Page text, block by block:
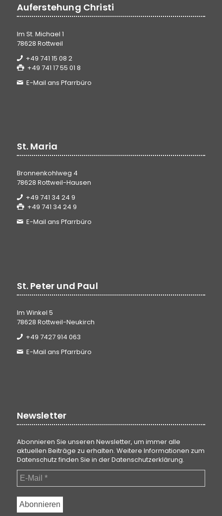
Auferstehung Christi
Im St. Michael 1
78628 Rottweil
+49 741 15 08 2
+49 741 17 55 01 8
E-Mail ans Pfarrbüro
St. Maria
Bronnenkohlweg 4
78628 Rottweil-Hausen
+49 741 34 24 9
+49 741 34 24 9
E-Mail ans Pfarrbüro
St. Peter und Paul
Im Winkel 5
78628 Rottweil-Neukirch
+49 7427 914 063
E-Mail ans Pfarrbüro
Newsletter
Abonnieren Sie unseren Newsletter, um immer alle
aktuellen Beiträge zu erhalten. Weitere Informationen zum
Datenschutz finden Sie in derDatenschutzerklärung.